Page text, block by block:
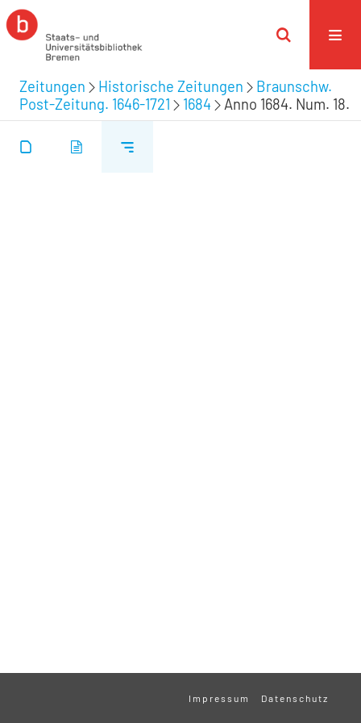
Zeitungen Historische Zeitungen
Braunschw.
Post-Zeitung. 1646-1721
1684 Anno 1684. Num. 18.
Impressum Datenschutz